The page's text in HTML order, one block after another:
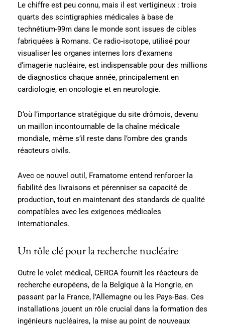
Le chiffre est peu connu, mais il est vertigineux : trois
quarts des scintigraphies médicales à base de
technétium-99m dans le monde sont issues de cibles
fabriquées à Romans. Ce radio-isotope, utilisé pour
visualiser les organes internes lors d’examens
d’imagerie nucléaire, est indispensable pour des millions
de diagnostics chaque année, principalement en
cardiologie, en oncologie et en neurologie.
D’où l’importance stratégique du site drômois, devenu
un maillon incontournable de la chaîne médicale
mondiale, même s’il reste dans l’ombre des grands
réacteurs civils.
Avec ce nouvel outil, Framatome entend renforcer la
fiabilité des livraisons et pérenniser sa capacité de
production, tout en maintenant des standards de qualité
compatibles avec les exigences médicales
internationales.
Un rôle clé pour la recherche nucléaire
Outre le volet médical, CERCA fournit les réacteurs de
recherche européens, de la Belgique à la Hongrie, en
passant par la France, l’Allemagne ou les Pays-Bas. Ces
installations jouent un rôle crucial dans la formation des
ingénieurs nucléaires, la mise au point de nouveaux